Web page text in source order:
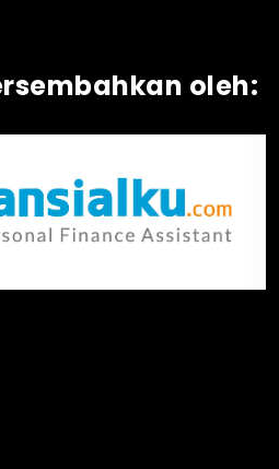
oleh: